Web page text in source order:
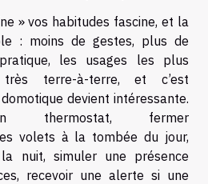
» vos habitudes fascine, et la
: moins de gestes, plus de
les usages les plus
terre-à-terre, et c’est
devient intéressante.
thermostat, fermer
volets à la tombée du jour,
nuit, simuler une présence
recevoir une alerte si une